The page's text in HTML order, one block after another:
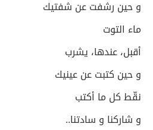
و حين رشفت عن شفتيك
ماء التوت
أقبل، عندها، يشرب
و حين كتبت عن عينيك
نقّط كل ما أكتب
و شاركنا و سادتنا..